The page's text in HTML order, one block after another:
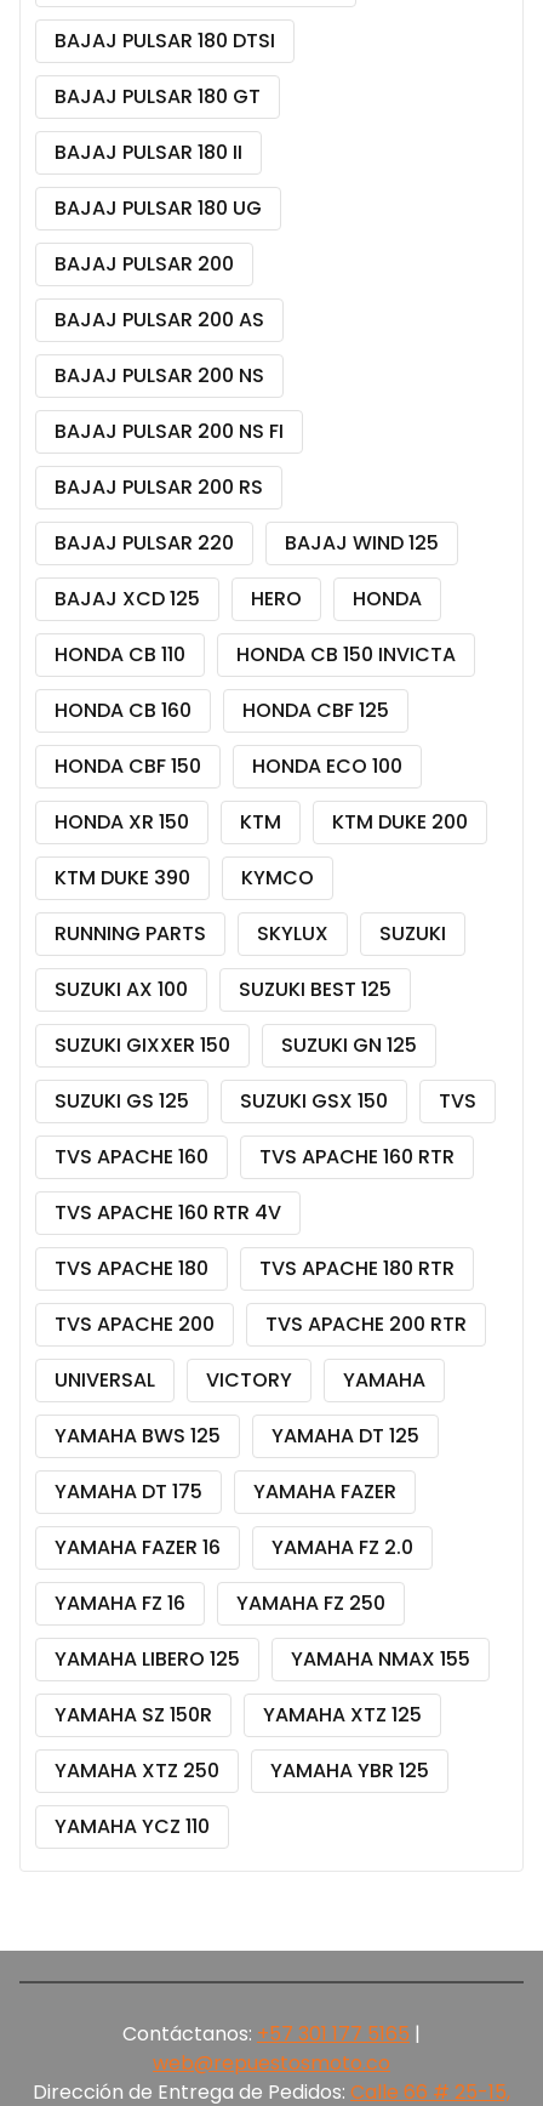
BAJAJ PULSAR 180 DTSI
BAJAJ PULSAR 180 GT
BAJAJ PULSAR 180 II
BAJAJ PULSAR 180 UG
BAJAJ PULSAR 200
BAJAJ PULSAR 200 AS
BAJAJ PULSAR 200 NS
BAJAJ PULSAR 200 NS FI
BAJAJ PULSAR 200 RS
BAJAJ PULSAR 220
BAJAJ WIND 125
BAJAJ XCD 125
HERO
HONDA
HONDA CB 110
HONDA CB 150 INVICTA
HONDA CB 160
HONDA CBF 125
HONDA CBF 150
HONDA ECO 100
HONDA XR 150
KTM
KTM DUKE 200
KTM DUKE 390
KYMCO
RUNNING PARTS
SKYLUX
SUZUKI
SUZUKI AX 100
SUZUKI BEST 125
SUZUKI GIXXER 150
SUZUKI GN 125
SUZUKI GS 125
SUZUKI GSX 150
TVS
TVS APACHE 160
TVS APACHE 160 RTR
TVS APACHE 160 RTR 4V
TVS APACHE 180
TVS APACHE 180 RTR
TVS APACHE 200
TVS APACHE 200 RTR
UNIVERSAL
VICTORY
YAMAHA
YAMAHA BWS 125
YAMAHA DT 125
YAMAHA DT 175
YAMAHA FAZER
YAMAHA FAZER 16
YAMAHA FZ 2.0
YAMAHA FZ 16
YAMAHA FZ 250
YAMAHA LIBERO 125
YAMAHA NMAX 155
YAMAHA SZ 150R
YAMAHA XTZ 125
YAMAHA XTZ 250
YAMAHA YBR 125
YAMAHA YCZ 110
Contáctanos: +57 301 177 5165‬ |
web@repuestosmoto.co
Dirección de Entrega de Pedidos: Calle 66 # 25-15,